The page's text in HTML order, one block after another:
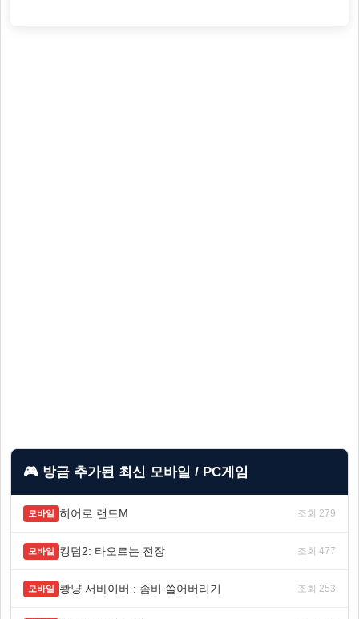
🎮 방금 추가된 최신 모바일 / PC게임
모바일 히어로 랜드M 조회 279
모바일 킹덤2: 타오르는 전장 조회 477
모바일 쾅냥 서바이버 : 좀비 쓸어버리기 조회 253